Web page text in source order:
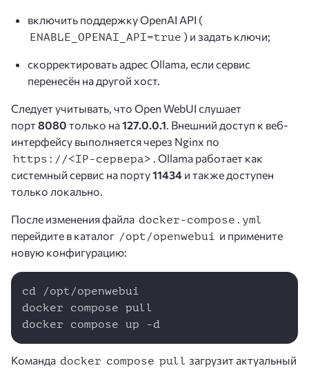
включить поддержку OpenAI API (
ENABLE_OPENAI_API=true ) и задать ключи;
скорректировать адрес Ollama, если сервис
перенесён на другой хост.
Следует учитывать, что Open WebUI слушает
порт8080 только на127.0.0.1. Внешний доступ к веб-
интерфейсу выполняется через Nginx по
https://<IP-сервера> . Ollama работает как
системный сервис на порту11434 и также доступен
только локально.
После изменения файла docker-compose.yml
перейдите в каталог /opt/openwebui и примените
новую конфигурацию:
cd /opt/openwebui
docker compose pull
docker compose up -d
Команда docker compose pull загрузит актуальный